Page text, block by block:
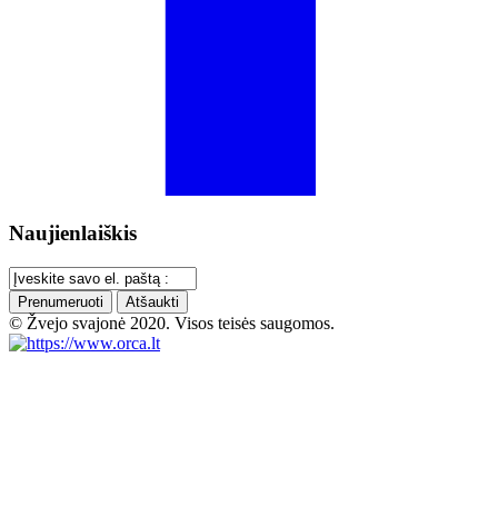
Naujienlaiškis
Prenumeruoti Atšaukti
© Žvejo svajonė 2020. Visos teisės saugomos.